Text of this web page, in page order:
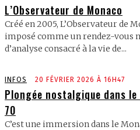
L’Observateur de Monaco
Créé en 2005, L’Observateur de
imposé comme un rendez-vous
d’analyse consacré à la vie de...
INFOS 20 FÉVRIER 2026 À 16H47
Plongée nostalgique dans le
70
C’est une immersion dans le